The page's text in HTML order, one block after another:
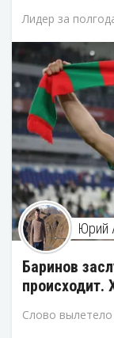
Лидер за
Юрий
Баринов
происходит.
Слово